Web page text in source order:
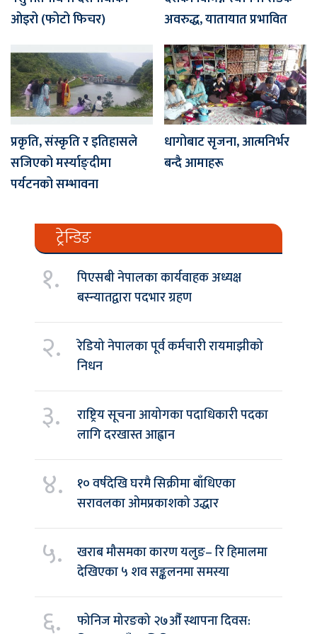
ओइरो (फोटो फिचर)
अवरुद्ध, यातायात प्रभावित
प्रकृति, संस्कृति र इतिहासले
सजिएको मर्स्याङ्दीमा
पर्यटनको सम्भावना
धागोबाट सृजना, आत्मनिर्भर
बन्दै आमाहरू
ट्रेन्डिङ
१.
पिएसबी नेपालका कार्यवाहक अध्यक्ष
बस्न्यातद्वारा पदभार ग्रहण
२.
रेडियो नेपालका पूर्व कर्मचारी रायमाझीको
निधन
३.
राष्ट्रिय सूचना आयोगका पदाधिकारी पदका
लागि दरखास्त आह्वान
४.
१० वर्षदेखि घरमै सिक्रीमा बाँधिएका
सरावलका ओमप्रकाशको उद्धार
५.
खराब मौसमका कारण यलुङ– रि हिमालमा
देखिएका ५ शव सङ्कलनमा समस्या
६.
फोनिज मोरङको २७औँ स्थापना दिवस: